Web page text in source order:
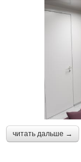
читать дальше →